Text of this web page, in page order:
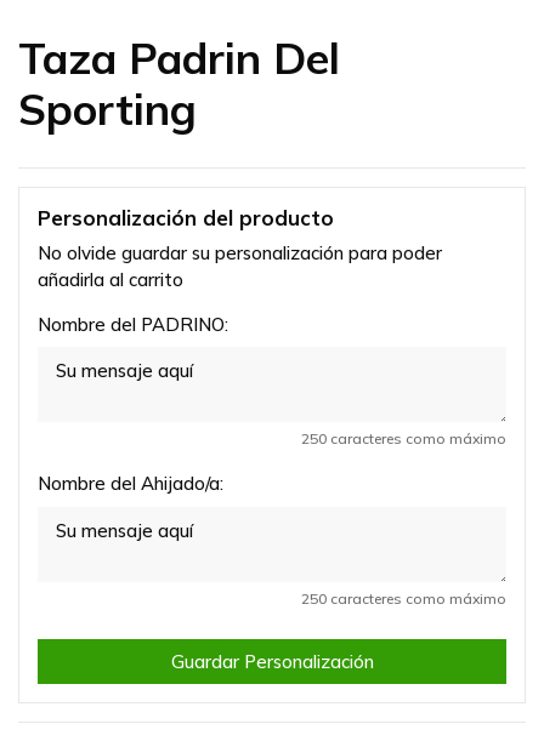
Taza Padrin Del
Sporting
Personalización del producto
No olvide guardar su personalización para poder
añadirla al carrito
Nombre del PADRINO:
250 caracteres como máximo
Nombre del Ahijado/a:
250 caracteres como máximo
Guardar Personalización